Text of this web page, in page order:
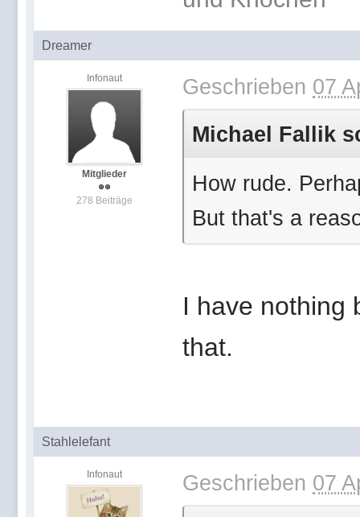
Dreamer
Infonaut
Mitglieder
278 Beiträge
Geschrieben 07
Michael Fallik
How rude.
But that's a
I have nothing
that.
Stahlelefant
Infonaut Geschrieben 07